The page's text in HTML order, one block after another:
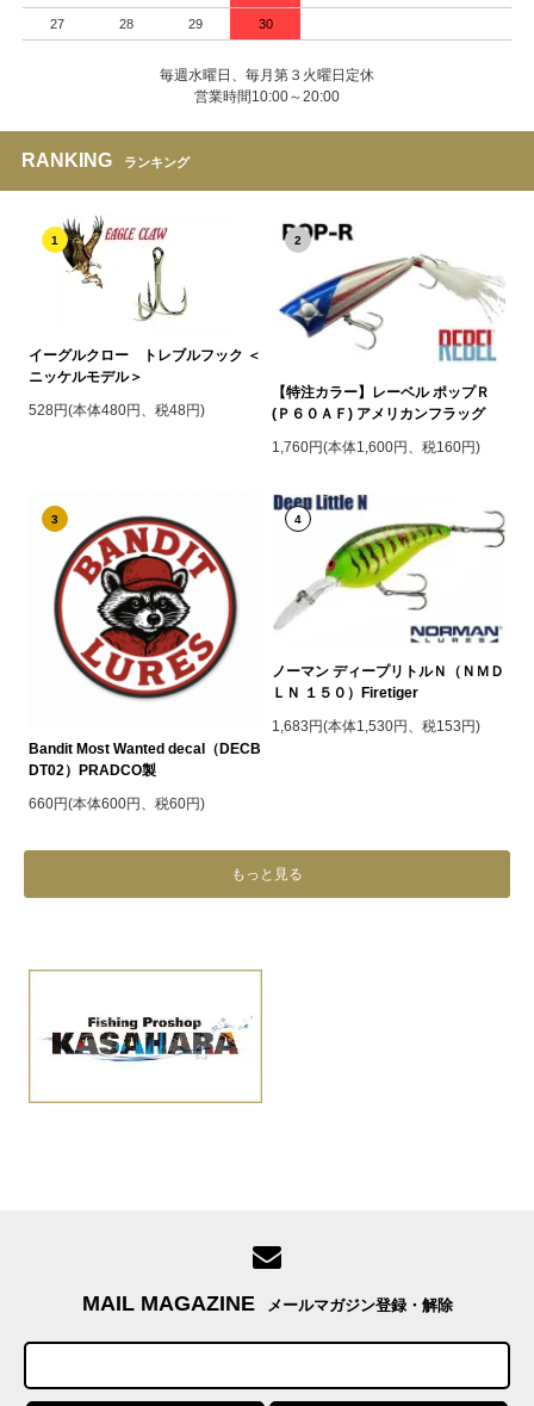
27 28 29 30
毎週水曜日、毎月第３火曜日定休
営業時間10:00～20:00
RANKING ランキング
1
イーグルクロー トレブルフック ＜
ニッケルモデル＞
528円(本体480円、税48円)
2
【特注カラー】レーベル ポップＲ
(Ｐ６０ＡＦ) アメリカンフラッグ
1,760円(本体1,600円、税160円)
3
Bandit Most Wanted decal（DECB
DT02）PRADCO製
660円(本体600円、税60円)
4
ノーマン ディープリトルＮ（ＮＭＤ
ＬＮ １５０）Firetiger
1,683円(本体1,530円、税153円)
もっと見る
MAIL MAGAZINE メールマガジン登録・解除